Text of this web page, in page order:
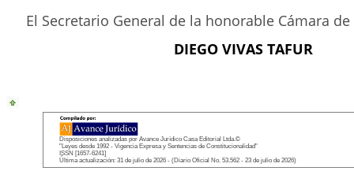
El Secretario General de la honorable Cámara
DIEGO VIVAS TAFUR
Disposiciones analizadas por Avance Jurídico Casa Editorial Ltda.©
"Leyes desde 1992 - Vigencia Expresa y Sentencias de Constitucionalidad"
ISSN [1657-6241]
Última actualización: 31 de julio de 2026 - (Diario Oficial No. 53.562 - 23 de julio de 2026)